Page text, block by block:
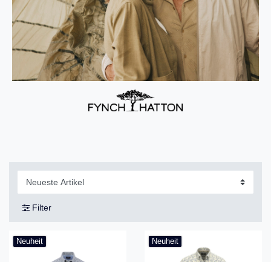
Filter
Neuheit Neuheit